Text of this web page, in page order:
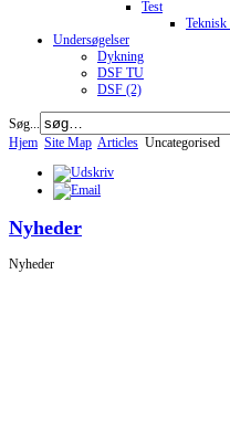
Test
Teknisk
Undersøgelser
Dykning
DSF TU
DSF (2)
Søg...
Hjem Site Map Articles Uncategorised
Nyheder
Nyheder